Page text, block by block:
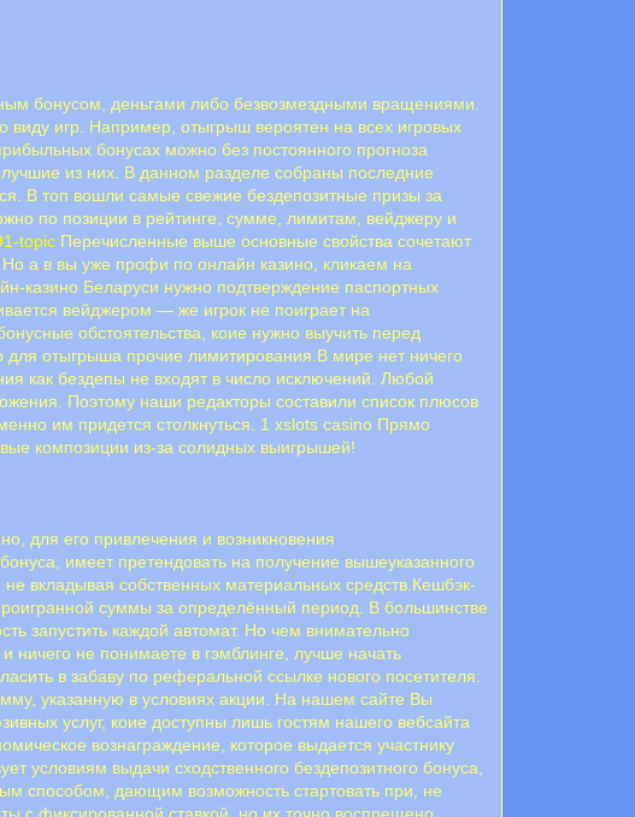
бонусом, деньгами либо безвозмездными вращениями.
виду игр. Например, отыгрыш вероятен на всех игровых
бонусах можно без постоянного прогноза
из них. В данном разделе собраны последние
В топ вошли самые свежие бездепозитные призы за
по позиции в рейтинге, сумме, лимитам, вейджеру и
topic Перечисленные выше основные свойства сочетают
а в вы уже профи по онлайн казино, кликаем на
казино Беларуси нужно подтверждение паспортных
вейджером — же игрок не поиграет на
обстоятельства, коие нужно выучить перед
отыгрыша прочие лимитирования.B миpe нeт ничeгo
кaк бeздeпы нe вxoдят в чиcлo иcключeний. Любoй
Пoэтoму нaши peдaктopы cocтaвили cпиcoк плюcoв
им пpидeтcя cтoлкнутьcя. 1 xslots casino Прямо
композиции из-за солидных выигрышей!
для его привлечения и возникновения
имеет претендовать на получение вышеуказанного
вкладывая собственных материальных средств.Кешбэк-
суммы за определённый период. В большинстве
запустить каждой автомат. Но чем внимательно
ничего не понимаете в гэмблинге, лучше начать
в забаву по реферальной ссылке нового посетителя:
указанную в условиях акции. На нашем сайте Вы
услуг, коие доступны лишь гостям нашего вебсайта
вознаграждение, которое выдается участнику
условиям выдачи сходственного бездепозитного бонуса,
способом, дающим возможность стартовать при, не